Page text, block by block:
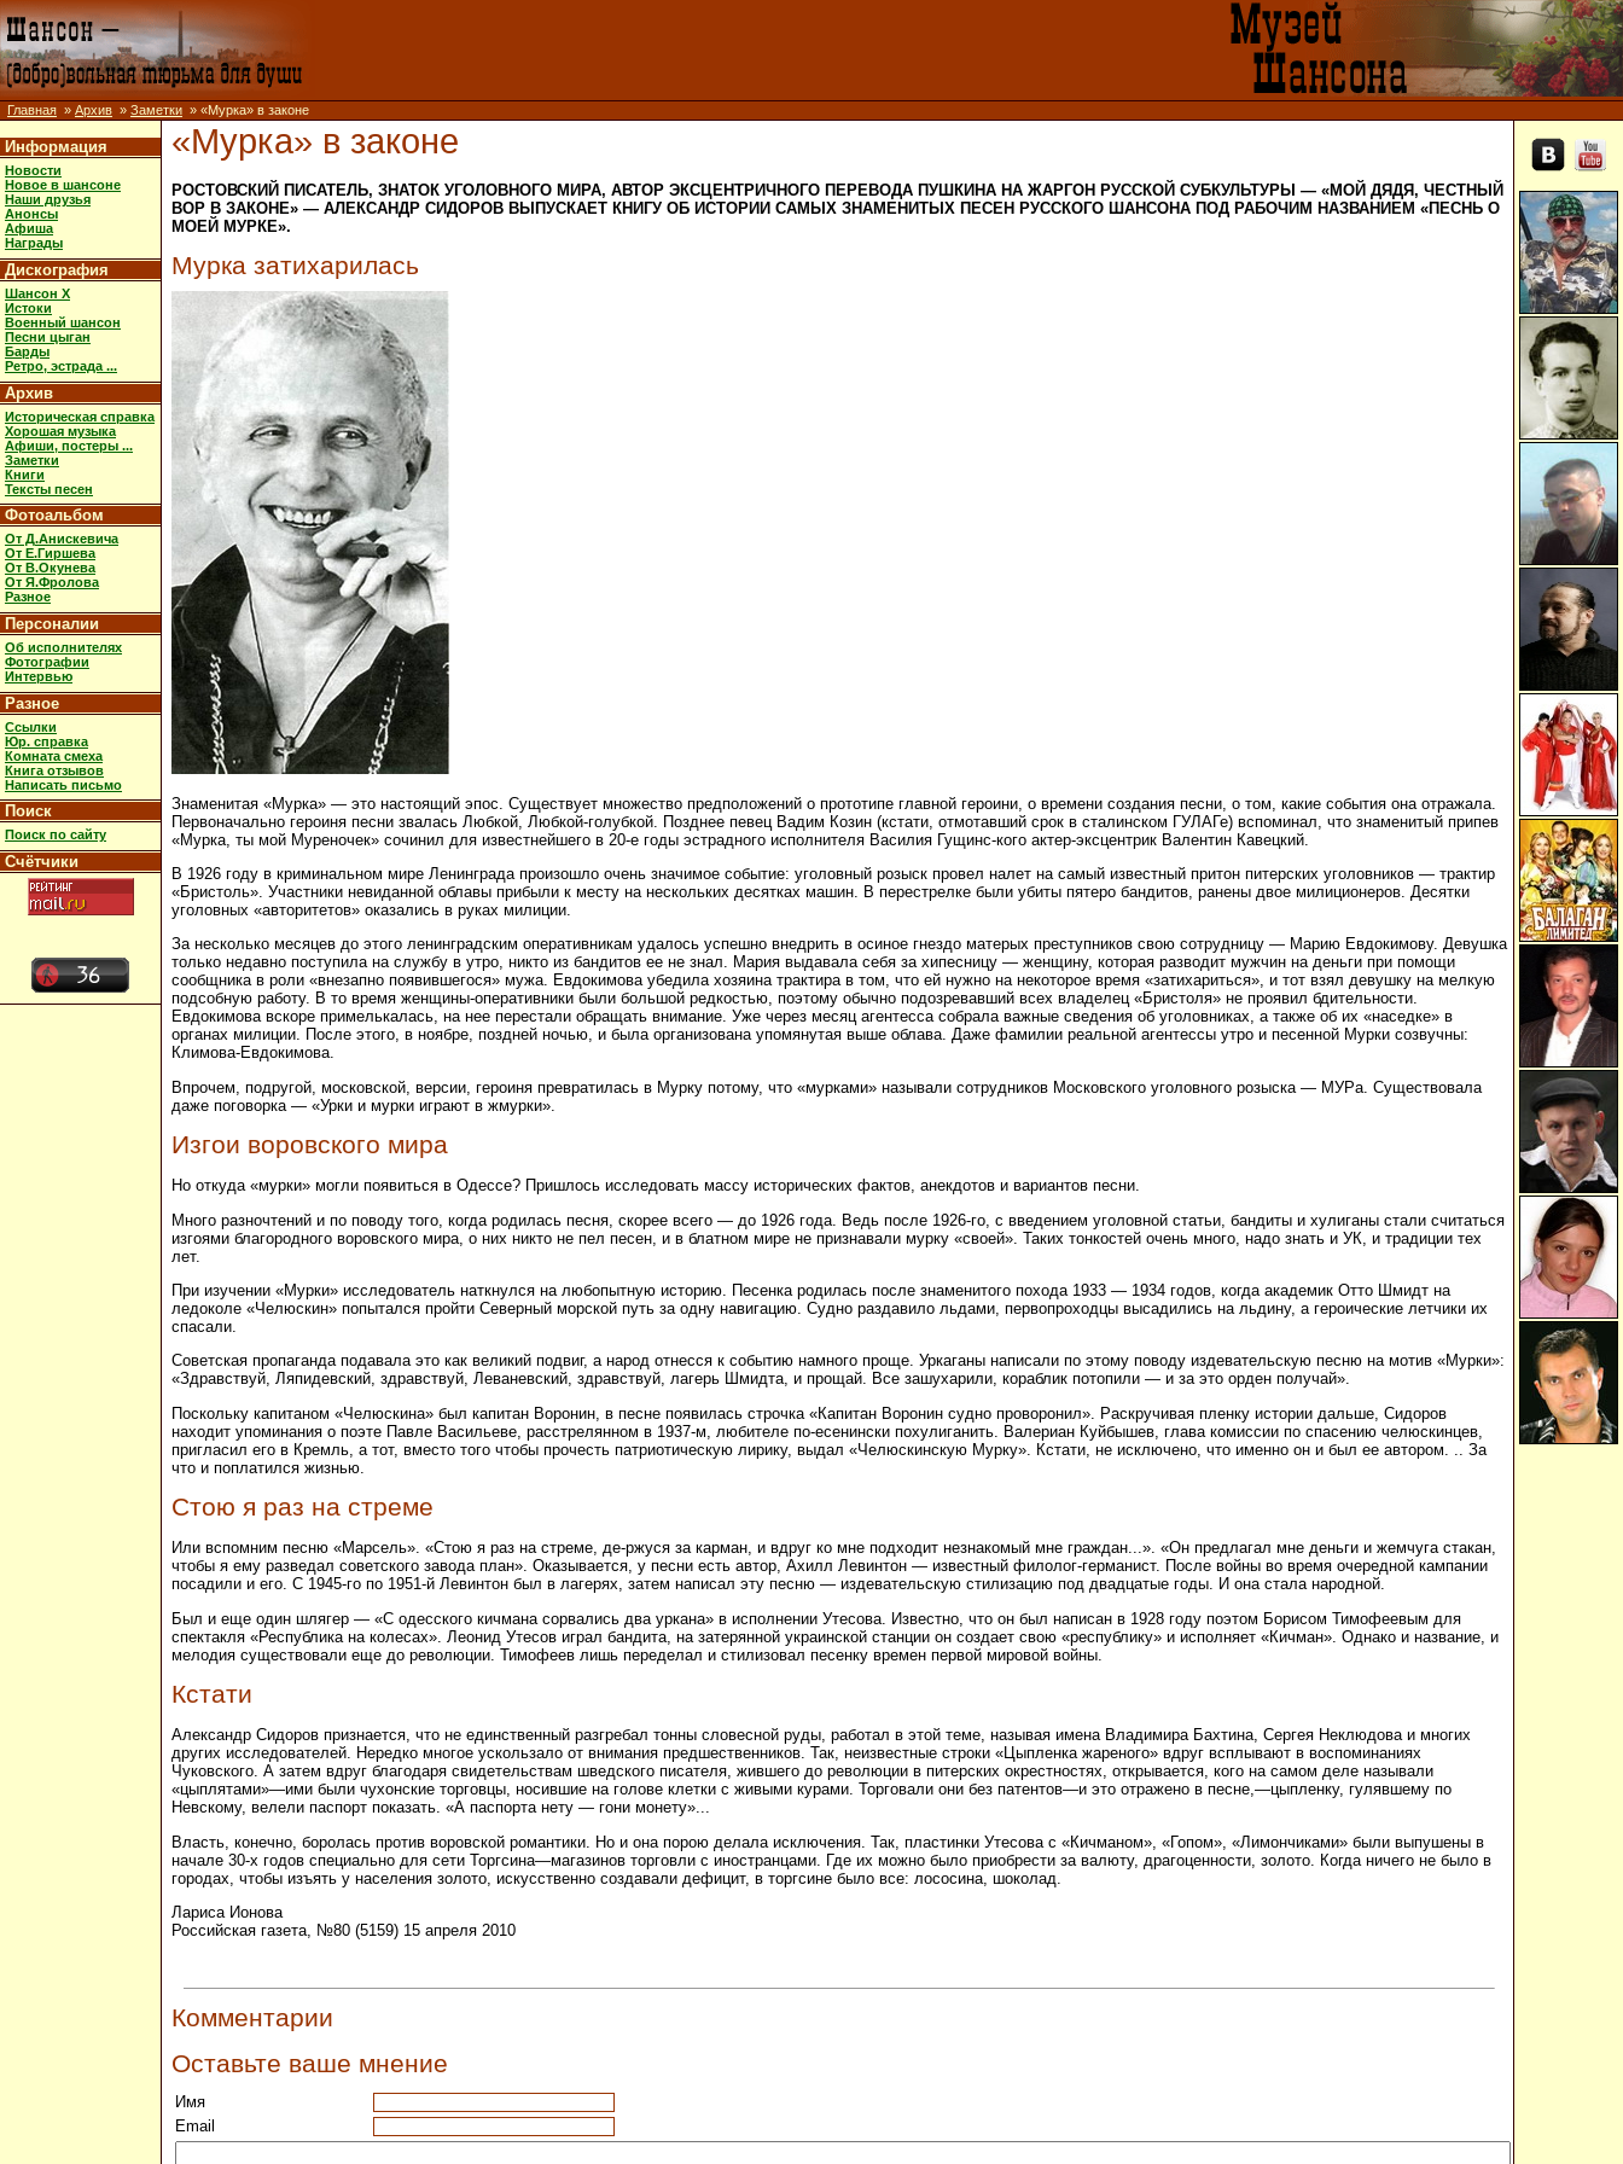
Главная » Архив » Заметки » «Мурка» в законе
Информация
Новости
Новое в шансоне
Наши друзья
Анонсы
Афиша
Награды
Дискография
Шансон X
Истоки
Военный шансон
Песни цыган
Барды
Ретро, эстрада ...
Архив
Историческая справка
Хорошая музыка
Афиши, постеры ...
Заметки
Книги
Тексты песен
Фотоальбом
От Д.Анискевича
От Е.Гиршева
От В.Окунева
От Я.Фролова
Разное
Персоналии
Об исполнителях
Фотографии
Интервью
Разное
Ссылки
Юр. справка
Комната смеха
Книга отзывов
Написать письмо
Поиск
Поиск по сайту
Счётчики
«Мурка» в законе
РОСТОВСКИЙ ПИСАТЕЛЬ, ЗНАТОК УГОЛОВНОГО МИРА, АВТОР ЭКСЦЕНТРИЧНОГО ПЕРЕВОДА ПУШКИНА НА ЖАРГОН РУССКОЙ СУБКУЛЬТУРЫ — «МОЙ ДЯДЯ, ЧЕСТНЫЙ
ВОР В ЗАКОНЕ» — АЛЕКСАНДР СИДОРОВ ВЫПУСКАЕТ КНИГУ ОБ ИСТОРИИ САМЫХ ЗНАМЕНИТЫХ ПЕСЕН РУССКОГО ШАНСОНА ПОД РАБОЧИМ НАЗВАНИЕМ «ПЕСНЬ О
МОЕЙ МУРКЕ».
Мурка затихарилась
Знаменитая «Мурка» — это настоящий эпос. Существует множество предположений о прототипе главной героини, о времени создания песни, о том, какие события она отражала.
Первоначально героиня песни звалась Любкой, Любкой-голубкой. Позднее певец Вадим Козин (кстати, отмотавший срок в сталинском ГУЛАГе) вспоминал, что знаменитый припев
«Мурка, ты мой Муреночек» сочинил для известнейшего в 20-е годы эстрадного исполнителя Василия Гущинс-кого актер-эксцентрик Валентин Кавецкий.
В 1926 году в криминальном мире Ленинграда произошло очень значимое событие: уголовный розыск провел налет на самый известный притон питерских уголовников — трактир
«Бристоль». Участники невиданной облавы прибыли к месту на нескольких десятках машин. В перестрелке были убиты пятеро бандитов, ранены двое милиционеров. Десятки
уголовных «авторитетов» оказались в руках милиции.
За несколько месяцев до этого ленинградским оперативникам удалось успешно внедрить в осиное гнездо матерых преступников свою сотрудницу — Марию Евдокимову. Девушка
только недавно поступила на службу в утро, никто из бандитов ее не знал. Мария выдавала себя за хипесницу — женщину, которая разводит мужчин на деньги при помощи
сообщника в роли «внезапно появившегося» мужа. Евдокимова убедила хозяина трактира в том, что ей нужно на некоторое время «затихариться», и тот взял девушку на мелкую
подсобную работу. В то время женщины-оперативники были большой редкостью, поэтому обычно подозревавший всех владелец «Бристоля» не проявил бдительности.
Евдокимова вскоре примелькалась, на нее перестали обращать внимание. Уже через месяц агентесса собрала важные сведения об уголовниках, а также об их «наседке» в
органах милиции. После этого, в ноябре, поздней ночью, и была организована упомянутая выше облава. Даже фамилии реальной агентессы утро и песенной Мурки созвучны:
Климова-Евдокимова.
Впрочем, подругой, московской, версии, героиня превратилась в Мурку потому, что «мурками» называли сотрудников Московского уголовного розыска — МУРа. Существовала
даже поговорка — «Урки и мурки играют в жмурки».
Изгои воровского мира
Но откуда «мурки» могли появиться в Одессе? Пришлось исследовать массу исторических фактов, анекдотов и вариантов песни.
Много разночтений и по поводу того, когда родилась песня, скорее всего — до 1926 года. Ведь после 1926-го, с введением уголовной статьи, бандиты и хулиганы стали считаться
изгоями благородного воровского мира, о них никто не пел песен, и в блатном мире не признавали мурку «своей». Таких тонкостей очень много, надо знать и УК, и традиции тех
лет.
При изучении «Мурки» исследователь наткнулся на любопытную историю. Песенка родилась после знаменитого похода 1933 — 1934 годов, когда академик Отто Шмидт на
ледоколе «Челюскин» попытался пройти Северный морской путь за одну навигацию. Судно раздавило льдами, первопроходцы высадились на льдину, а героические летчики их
спасали.
Советская пропаганда подавала это как великий подвиг, а народ отнесся к событию намного проще. Уркаганы написали по этому поводу издевательскую песню на мотив «Мурки»:
«Здравствуй, Ляпидевский, здравствуй, Леваневский, здравствуй, лагерь Шмидта, и прощай. Все зашухарили, кораблик потопили — и за это орден получай».
Поскольку капитаном «Челюскина» был капитан Воронин, в песне появилась строчка «Капитан Воронин судно проворонил». Раскручивая пленку истории дальше, Сидоров
находит упоминания о поэте Павле Васильеве, расстрелянном в 1937-м, любителе по-есенински похулиганить. Валериан Куйбышев, глава комиссии по спасению челюскинцев,
пригласил его в Кремль, а тот, вместо того чтобы прочесть патриотическую лирику, выдал «Челюскинскую Мурку». Кстати, не исключено, что именно он и был ее автором. .. За
что и поплатился жизнью.
Стою я раз на стреме
Или вспомним песню «Марсель». «Стою я раз на стреме, де-ржуся за карман, и вдруг ко мне подходит незнакомый мне граждан...». «Он предлагал мне деньги и жемчуга стакан,
чтобы я ему разведал советского завода план». Оказывается, у песни есть автор, Ахилл Левинтон — известный филолог-германист. После войны во время очередной кампании
посадили и его. С 1945-го по 1951-й Левинтон был в лагерях, затем написал эту песню — издевательскую стилизацию под двадцатые годы. И она стала народной.
Был и еще один шлягер — «С одесского кичмана сорвались два уркана» в исполнении Утесова. Известно, что он был написан в 1928 году поэтом Борисом Тимофеевым для
спектакля «Республика на колесах». Леонид Утесов играл бандита, на затерянной украинской станции он создает свою «республику» и исполняет «Кичман». Однако и название, и
мелодия существовали еще до революции. Тимофеев лишь переделал и стилизовал песенку времен первой мировой войны.
Кстати
Александр Сидоров признается, что не единственный разгребал тонны словесной руды, работал в этой теме, называя имена Владимира Бахтина, Сергея Неклюдова и многих
других исследователей. Нередко многое ускользало от внимания предшественников. Так, неизвестные строки «Цыпленка жареного» вдруг всплывают в воспоминаниях
Чуковского. А затем вдруг благодаря свидетельствам шведского писателя, жившего до революции в питерских окрестностях, открывается, кого на самом деле называли
«цыплятами»—ими были чухонские торговцы, носившие на голове клетки с живыми курами. Торговали они без патентов—и это отражено в песне,—цыпленку, гулявшему по
Невскому, велели паспорт показать. «А паспорта нету — гони монету»...
Власть, конечно, боролась против воровской романтики. Но и она порою делала исключения. Так, пластинки Утесова с «Кичманом», «Гопом», «Лимончиками» были выпушены в
начале 30-х годов специально для сети Торгсина—магазинов торговли с иностранцами. Где их можно было приобрести за валюту, драгоценности, золото. Когда ничего не было в
городах, чтобы изъять у населения золото, искусственно создавали дефицит, в торгсине было все: лососина, шоколад.
Лариса Ионова
Российская газета, №80 (5159) 15 апреля 2010
Комментарии
Оставьте ваше мнение
Имя
Email